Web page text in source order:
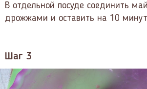
В отдельной посуде соединить
дрожжами и оставить на 10
Шаг 3